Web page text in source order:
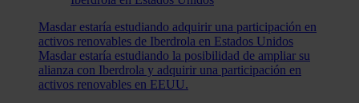
Masdar estaría estudiando adquirir una participación en
activos renovables de Iberdrola en Estados Unidos
Masdar estaría estudiando la posibilidad de ampliar su
alianza con Iberdrola y adquirir una participación en
activos renovables en EEUU.